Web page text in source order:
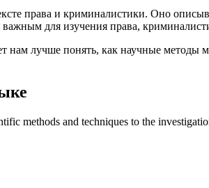
права и криминалистики. Оно
важным для изучения права,
лучше понять, как научные методы
methods and techniques to the